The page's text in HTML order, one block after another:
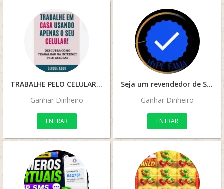
TRABALHE PELO CELULAR
Ganhar Dinheiro
ENTRAR
Seja um revendedor de SEGUIDORES
Ganhar Dinheiro
ENTRAR